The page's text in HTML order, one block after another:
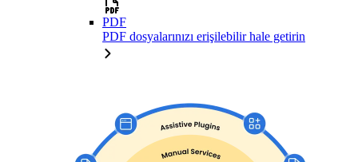
PDF
PDF dosyalarınızı erişilebilir hale getirin